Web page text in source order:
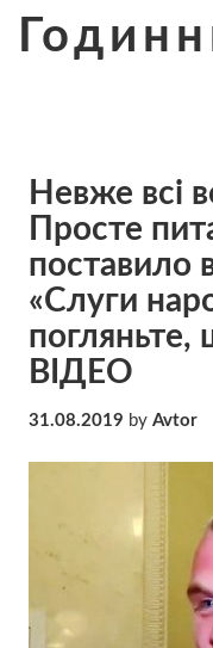
Невже всі
Просте
поставило
«Слуги
погляньте,
ВІДЕО
31.08.2019 by Avtor